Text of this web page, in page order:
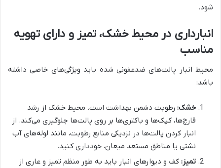
شود.
انبارداری در محیط خشک، تمیز و دارای تهویه
مناسب
محیط انبار پالت‌های ضدعفونی شده باید ویژگی‌های خاصی داشته
باشد:
خشک: رطوبت دشمن بهداشت است. محیط خشک از رشد
قارچ‌ها، کپک‌ها و باکتری‌ها بر روی پالت‌ها جلوگیری می‌کند. از
انبار کردن پالت‌ها در نزدیکی منابع رطوبت، مانند لوله‌های آب
نشتی یا مناطق مستعد میعان، خودداری کنید.
تمیز: کف و دیوارهای انبار باید به طور منظم تمیز و عاری از